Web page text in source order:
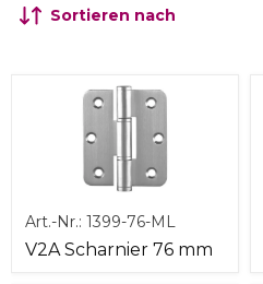
Sortieren nach
Art.-Nr.: 1399-76-ML
V2A Scharnier 76 mm